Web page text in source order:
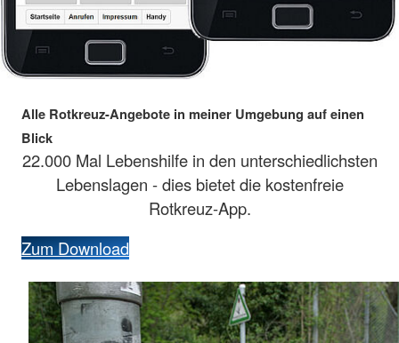
Alle Rotkreuz-Angebote in meiner Umgebung auf einen
Blick
22.000 Mal Lebenshilfe in den unterschiedlichsten
Lebenslagen - dies bietet die kostenfreie
Rotkreuz-App.
Zum Download